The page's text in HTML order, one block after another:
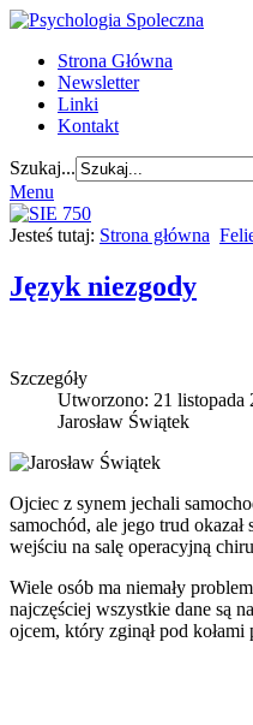
Strona Główna
Newsletter
Linki
Kontakt
Szukaj...
Menu
Jesteś tutaj: Strona główna
Język niezgody
Szczegóły
Utworzono: 21 listopada
Jarosław Świątek
Ojciec z synem jechali
samochód, ale jego trud
wejściu na salę operacyjną
Wiele osób ma niemały
najczęściej wszystkie dane są
ojcem, który zginął pod